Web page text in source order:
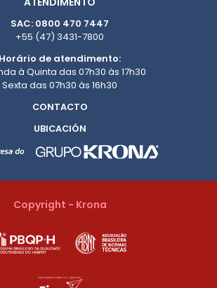
SAC: 0800 470 7447
+55 (47) 3431-7800
Horário de atendimento:
à Quinta das 07h30 às 17h30
Sexta das 07h30 às 16h30
CONTACTO
UBICACIÓN
Copyright - Krona